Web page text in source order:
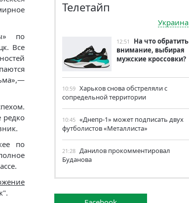
по
Все
редко
по
Телетайп
Украина
12:51
На что обратить
внимание, выбирая
мужские кроссовки?
10:59 Харьков снова обстреляли с
сопредельной территории
10:45 «Днепр-1» может подписать двух
футболистов «Металлиста»
21:28 Данилов прокомментировал
Буданова